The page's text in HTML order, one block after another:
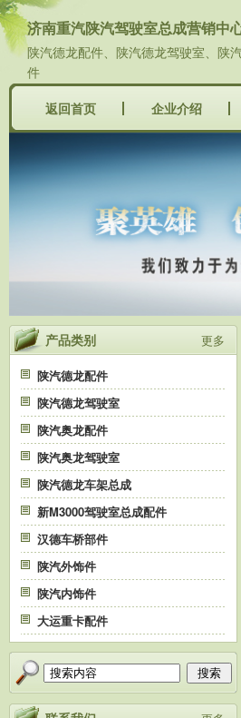
济南重汽陕汽驾驶室总成营销中
陕汽德龙配件、陕汽德龙驾驶室、陕
件
返回首页
企业介绍
更多
产品类别
陕汽德龙配件
陕汽德龙驾驶室
陕汽奥龙配件
陕汽奥龙驾驶室
陕汽德龙车架总成
新M3000驾驶室总成配件
汉德车桥部件
陕汽外饰件
陕汽内饰件
大运重卡配件
搜索